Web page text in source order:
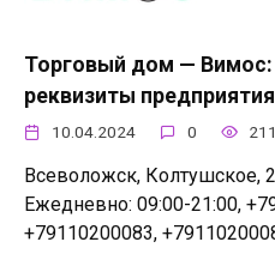
Торговый дом —
реквизиты предприятия
10.04.2024 0 211
Всеволожск, Колтушское,
Ежедневно: 09:00-21:00,
+79110200083,